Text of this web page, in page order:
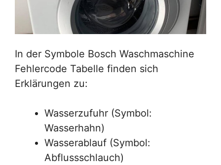
In der Symbole Bosch Waschmaschine
Fehlercode Tabelle finden sich
Erklärungen zu:
Wasserzufuhr (Symbol:
Wasserhahn)
Wasserablauf (Symbol:
Abflussschlauch)